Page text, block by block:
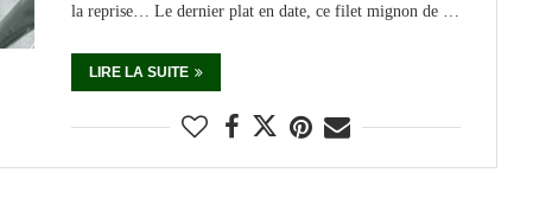
la reprise… Le dernier plat en date, ce filet mignon de …
LIRE LA SUITE